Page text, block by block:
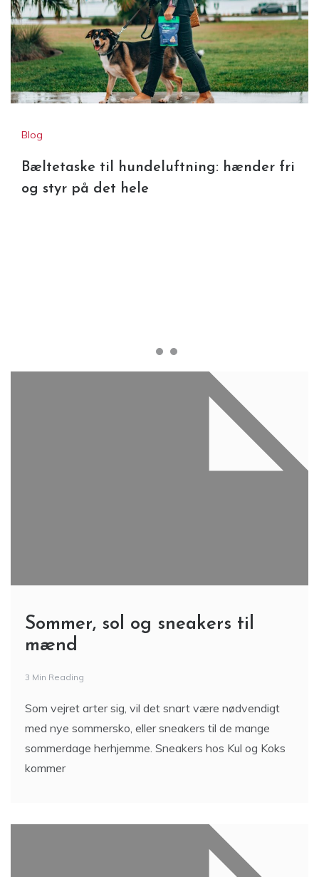
Blog
Bæltetaske til hundeluftning: hænder fri
og styr på det hele
Sommer, sol og sneakers til
mænd
3 Min Reading
Som vejret arter sig, vil det snart være nødvendigt
med nye sommersko, eller sneakers til de mange
sommerdage herhjemme. Sneakers hos Kul og Koks
kommer